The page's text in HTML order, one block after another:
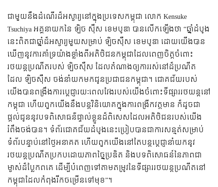
ជាមួយនឹងដំណើរដ៏អស្ចារ្យនៅក្នុងប្រទេសកម្ពុជា លោក Kensuke
Tsuchiya អគ្គនាយកនៃ ឡិច ស៊ឺស ខេមបូឌា បានលើកឡើងថា “ឆ្នាំដំបូង
នេះពិតជាឆ្នាំដ៏អស្ចារ្យមួយសម្រាប់ ឡិចស៊ឺស ខេមបូឌា ដោយយើងបាន
ឃើញនូវការគាំទ្រយ៉ាងខ្លាំងពីអតិថិជនកម្ពុជាដែលពេញចិត្តចំពោះ
រថយន្តប្រណីតរបស់ ឡិចស៊ឺស ដែលតំណាងឲ្យការរស់នៅដ៏ប្រណីត
ដែល ឡិចស៊ឺស ចង់នាំយកមកជូនប្រជាជនកម្ពុជា។ ជោគជ័យរបស់
យើងបានពង្រឹងការប្ដេជ្ញារយៈពេលវែងរបស់យើងចំពោះទីផ្សាររថយន្តនៅ
កម្ពុជា ហើយពួកយើងនឹងបន្តវិនិយោគក្នុងការពង្រីកវត្តមាន ក៏ដូចជា
ផ្ដល់ជូននូវបទពិសោធន៌ផ្ទាល់ខ្លួនដ៏ពិសេសដែលអតិថិជនរបស់យើង
រំពឹងចង់បាន។ ទំព័រជោគជ័យដំបូងនេះប្រៀបបានជាការសន្មត់សម្រាប់
ទំព័របន្ទាប់នៅថ្ងៃអនាគត ហើយពួកយើងនៅតែបន្តប្ដេជ្ញានាំយកនូវ
រថយន្តប្រណីតប្រកបដោយភាពច្នៃប្រឌិត និងបទពិសោធន៍នៃភាពជា
ម្ចាស់ដ៏ប្លែកពគេ ដើម្បីបំពេញទៅតាមតម្រូវនៃទីផ្សាររថយន្តប្រណីតនៅ
កម្ពុជាដែលកំពុងរីកចម្រើនទៅមុខ”។